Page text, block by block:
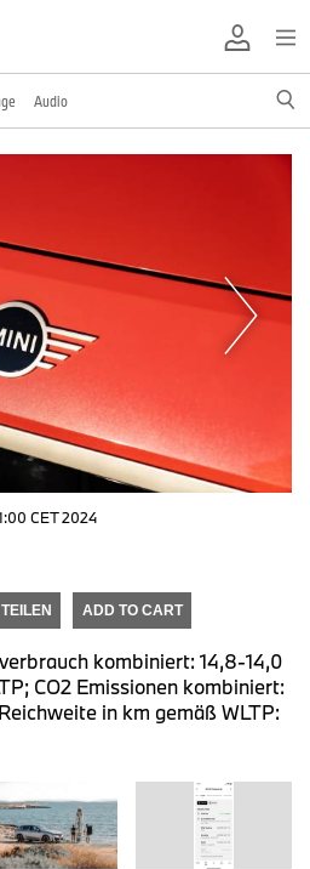
Audio
CET 2024
TEILEN ADD TO CART
kombiniert: 14,8-14,0
CO2 Emissionen kombiniert:
in km gemäß WLTP: